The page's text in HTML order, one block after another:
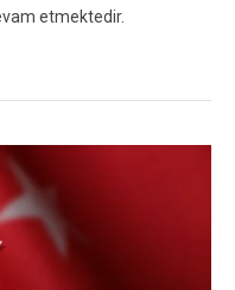
etmektedir.